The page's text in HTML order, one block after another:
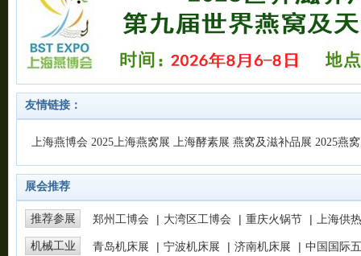
图片(5)
图片(9)
友情链接：
上海燕博会 2025上海燕窝展 上海酵素展 燕窝及滋补品展 2025燕
展会推荐
推荐参展 郑州工博会 | 大湾区工博会 | 重庆火锅节 | 上海供
机械工业 青岛机床展 | 宁波机床展 | 济南机床展 | 中国国际